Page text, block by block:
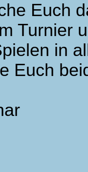
Euch
Turnier
in
Euch